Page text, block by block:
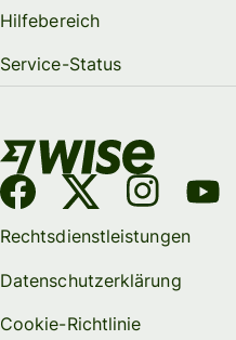
Hilfebereich
Service-Status
Rechtsdienstleistungen
Datenschutzerklärung
Cookie-Richtlinie